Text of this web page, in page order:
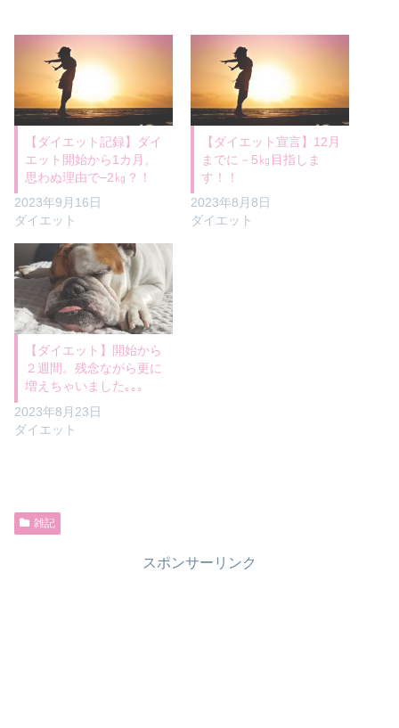
【ダイエット記録】ダイ
エット開始から1カ月。
思わぬ理由で−2㎏？！
2023年9月16日
ダイエット
【ダイエット宣言】12月
までに－5㎏目指しま
す！！
2023年8月8日
ダイエット
【ダイエット】開始から
２週間。残念ながら更に
増えちゃいました｡｡｡
2023年8月23日
ダイエット
雑記
スポンサーリンク